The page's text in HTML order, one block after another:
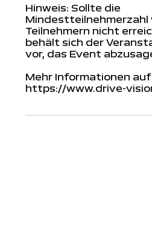
Hinweis: Sollte die
Mindestteilnehmerzahl
Teilnehmern nicht
behält sich der
vor, das Event
Mehr Informationen
https://www.drive-